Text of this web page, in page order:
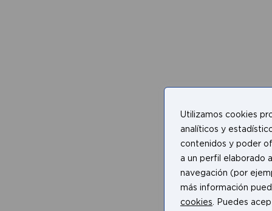
Utilizamos cookies
analíticos y
contenidos y poder
a un perfil elaborado
navegación (por
más información
cookies . Puedes